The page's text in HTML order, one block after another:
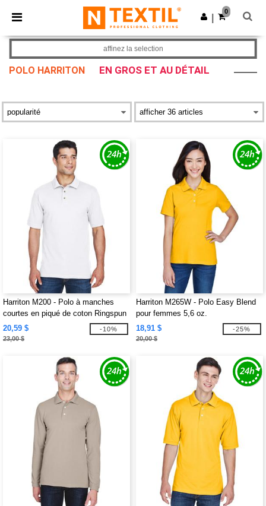
× Appli Ntextil
Meilleurs prix sur l’app !
Obtenir l'appli
0
POLO HARRITON EN GROS ET AU DÉTAIL
affinez la selection
Harriton M200 - Polo à manches
courtes en piqué de coton Ringspun
6 oz.
20,59 $
23,00 $
-10%
Harriton M265W - Polo Easy Blend
pour femmes 5,6 oz.
18,91 $
20,00 $
-25%